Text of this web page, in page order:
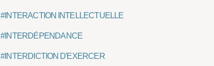
#INTERACTION INTELLECTUELLE
#INTERDÉPENDANCE
#INTERDICTION D'EXERCER